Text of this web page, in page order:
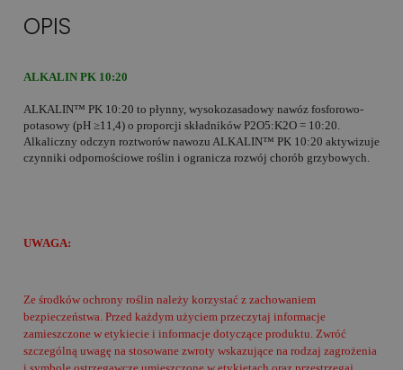
OPIS
ALKALIN PK 10:20
ALKALIN™ PK 10:20 to płynny, wysokozasadowy nawóz fosforowo-
potasowy (pH ≥11,4) o proporcji składników P2O5:K2O = 10:20.
Alkaliczny odczyn roztworów nawozu ALKALIN™ PK 10:20 aktywizuje
czynniki odpornościowe roślin i ogranicza rozwój chorób grzybowych.
UWAGA:
Ze środków ochrony roślin należy korzystać z zachowaniem
bezpieczeństwa. Przed każdym użyciem przeczytaj informacje
zamieszczone w etykiecie i informacje dotyczące produktu. Zwróć
szczególną uwagę na stosowane zwroty wskazujące na rodzaj zagrożenia